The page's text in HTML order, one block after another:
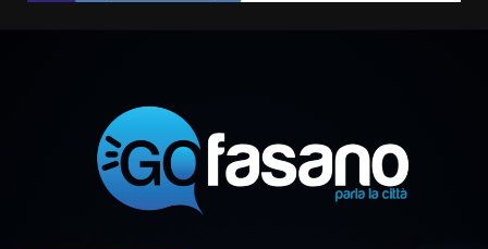
fasanesi”
10 Agosto 2026 06:05
Grande successo per la “Sagra